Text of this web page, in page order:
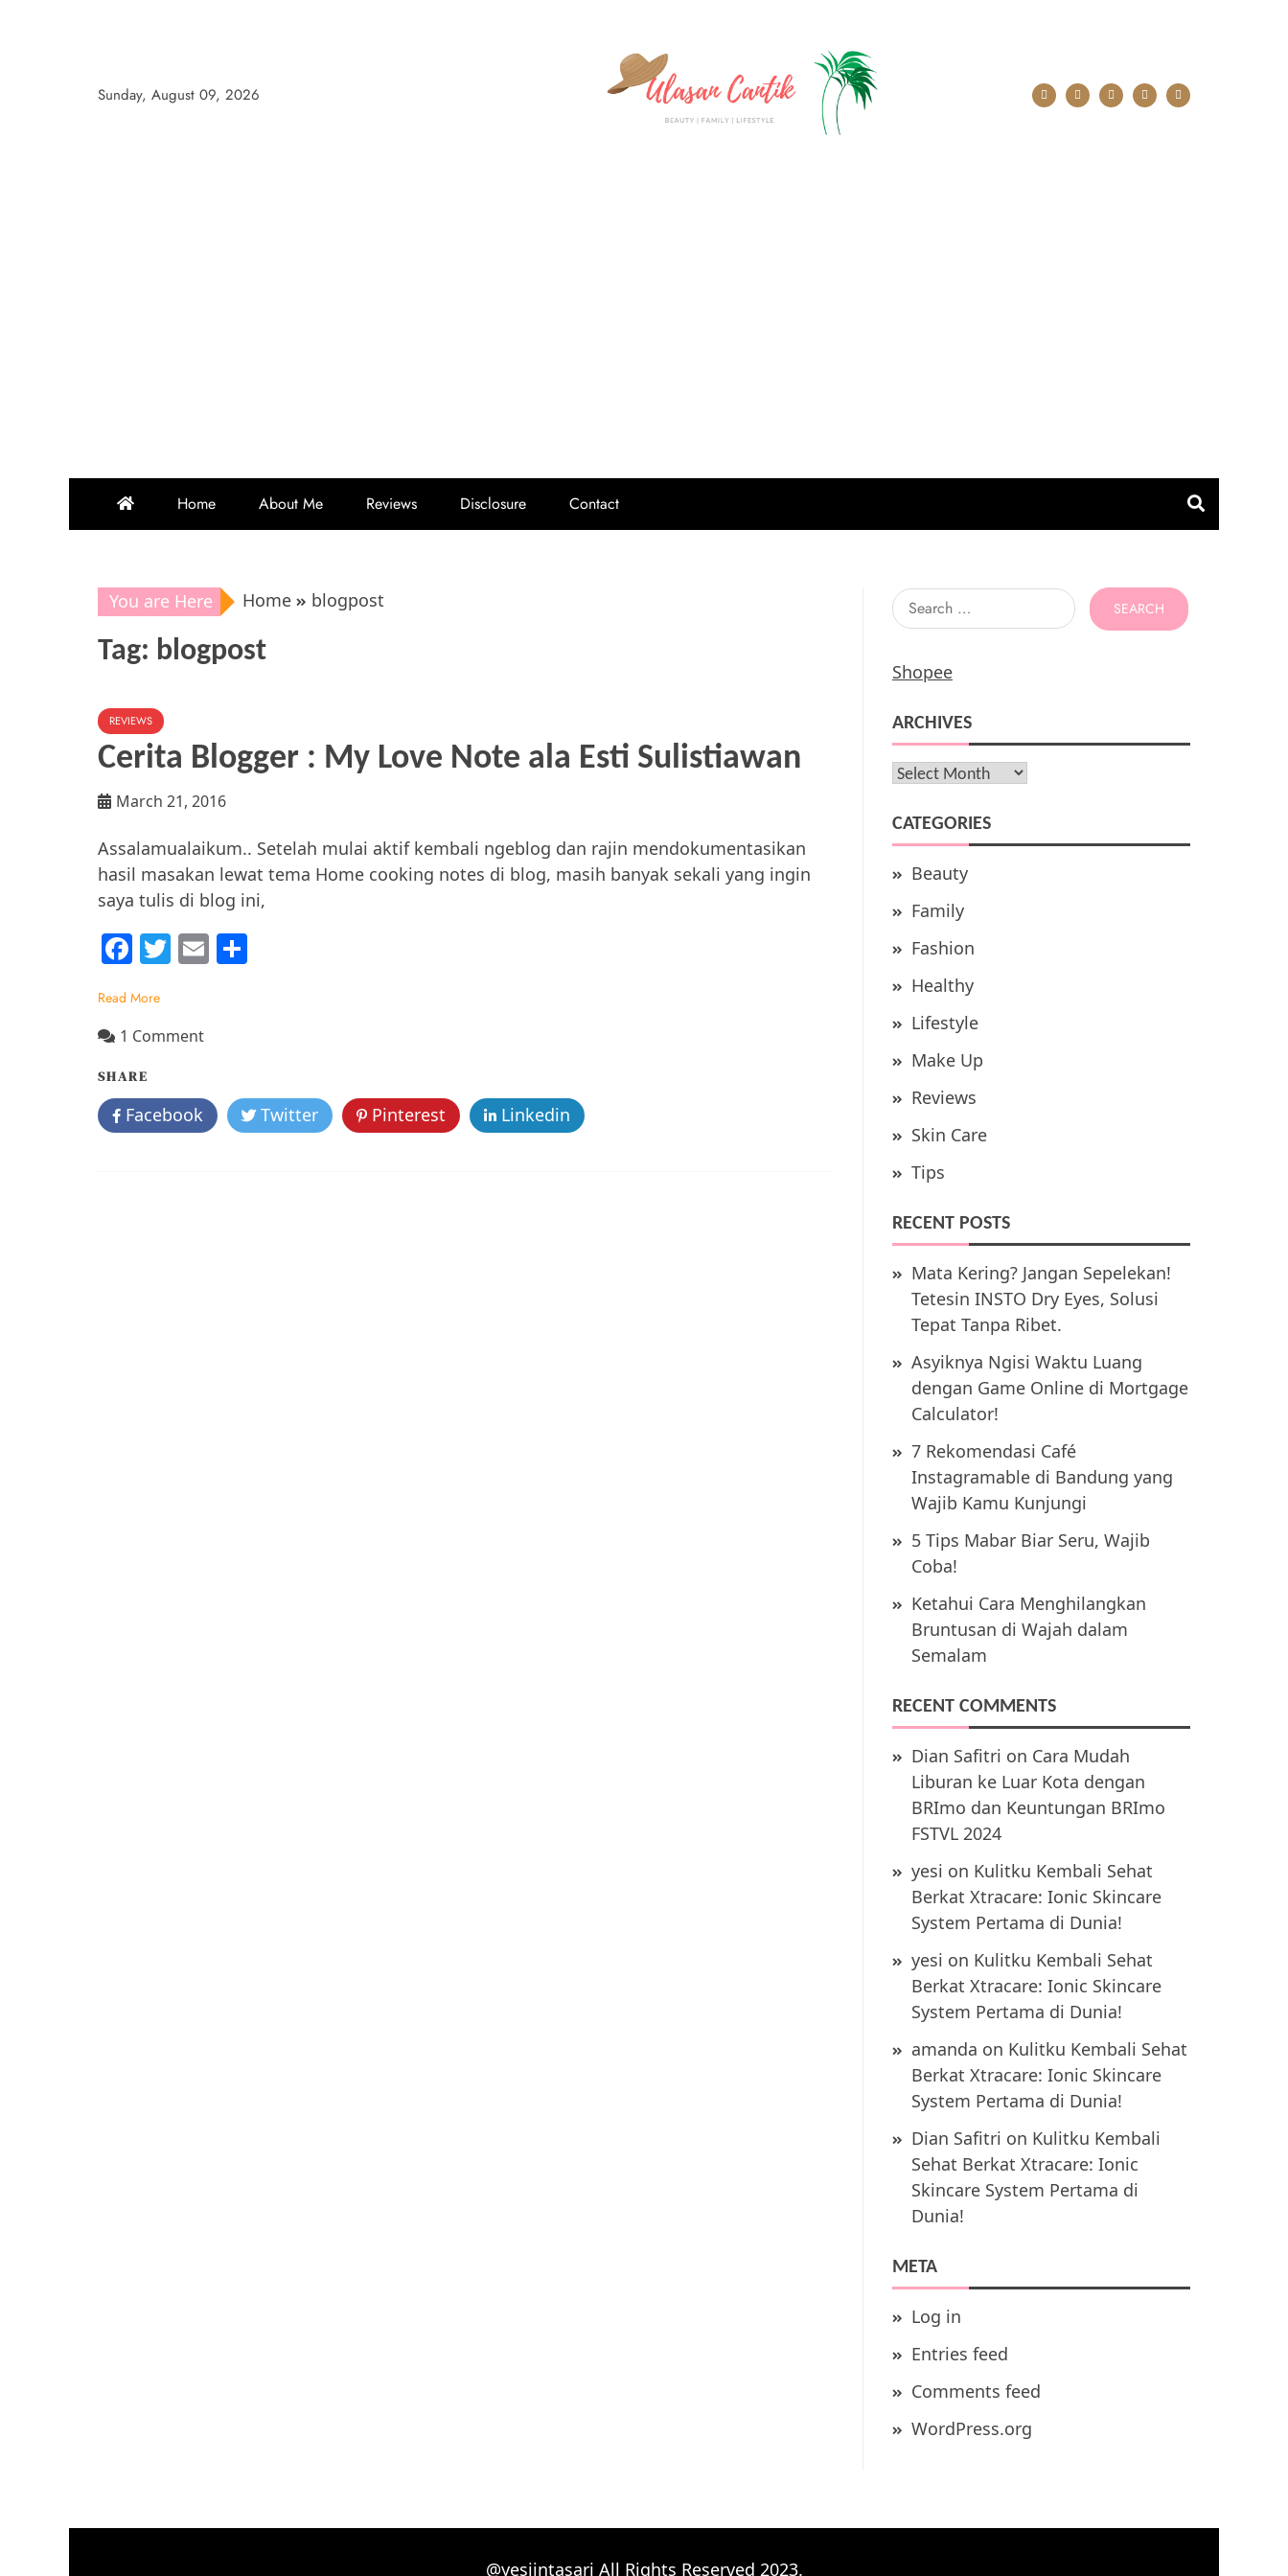
Sunday, August 09, 2026
Home About Me Reviews Disclosure Contact
You are Here Home blogpost
Tag: blogpost
REVIEWS
Cerita Blogger : My Love Note ala Esti Sulistiawan
March 21, 2016
Assalamualaikum.. Setelah mulai aktif kembali ngeblog dan rajin mendokumentasikan
hasil masakan lewat tema Home cooking notes di blog, masih banyak sekali yang ingin
saya tulis di blog ini,
F
c
e
b
o
o
T
er
E
Read More
1 Commenton
:
My
SHARE
Facebook Twitter Pinterest Linkedin
Search
for:
Shopee
ARCHIVES
Archives
CATEGORIES
Beauty
Family
Fashion
Healthy
Lifestyle
Make Up
Reviews
Skin Care
Tips
RECENT POSTS
Mata Kering? Jangan Sepelekan!
Tetesin INSTO Dry Eyes, Solusi
Tepat Tanpa Ribet.
Asyiknya Ngisi Waktu Luang
dengan Game Online di Mortgage
Calculator!
7 Rekomendasi Café
Instagramable di Bandung yang
Wajib Kamu Kunjungi
5 Tips Mabar Biar Seru, Wajib
Coba!
Ketahui Cara Menghilangkan
Bruntusan di Wajah dalam
Semalam
RECENT COMMENTS
Dian Safitri on Cara Mudah
Liburan ke Luar Kota dengan
BRImo dan Keuntungan BRImo
FSTVL 2024
yesi on Kulitku Kembali Sehat
Berkat Xtracare: Ionic Skincare
System Pertama di Dunia!
yesi on Kulitku Kembali Sehat
Berkat Xtracare: Ionic Skincare
System Pertama di Dunia!
amanda on Kulitku Kembali Sehat
Berkat Xtracare: Ionic Skincare
System Pertama di Dunia!
Dian Safitri on Kulitku Kembali
Sehat Berkat Xtracare: Ionic
Skincare System Pertama di
Dunia!
META
Log in
Entries feed
Comments feed
WordPress.org
@yesiintasari All Rights Reserved 2023.